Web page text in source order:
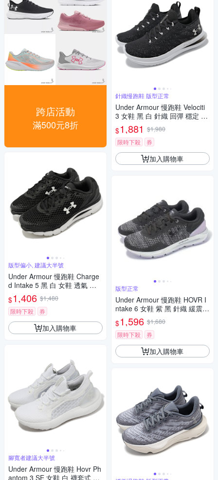
跨店活動
滿500元8折
版型偏小, 建議大半號
Under Armour 慢跑鞋 Charge
d Intake 5 黑 白 女鞋 透氣 緩
震 運動鞋 UA 3023564001
$1,406 $1,480
限時下殺
券
加入購物車
腳寬者建議大半號
Under Armour 慢跑鞋 Hovr Ph
antom 3 SE 女鞋 白 襪套式 針
針織慢跑鞋 版型正常
Under Armour 慢跑鞋 Velociti
3 女鞋 黑 白 針織 回彈 穩定 Fl
ow 路跑 運動鞋 UA 30261240
02
$1,881 $1,980
限時下殺
券
加入購物車
版型正常
Under Armour 慢跑鞋 HOVR I
ntake 6 女鞋 紫 黑 針織 緩震
運動鞋 UA 3026141102
$1,596 $1,680
限時下殺
券
加入購物車